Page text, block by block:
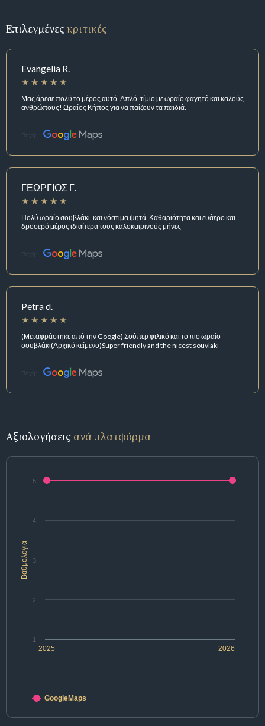
Επιλεγμένεςκριτικές
Evangelia R.
Μας άρεσε πολύ το μέρος αυτό. Απλό, τίμιο με ωραίο φαγητό και καλούς
ανθρώπους! Ωραίος Κήπος για να παίζουν τα παιδιά.
Πηγή:
ΓΕΩΡΓΙΟΣ Γ.
Πολύ ωραίο σουβλάκι, και νόστιμα ψητά. Καθαριότητα και ευάερο και
δροσερό μέρος ιδιαίτερα τους καλοκαιρινούς μήνες
Πηγή:
Petra d.
(Μεταφράστηκε από την Google) Σούπερ φιλικό και το πιο ωραίο
σουβλάκι(Αρχικό κείμενο)Super friendly and the nicest souvlaki
Πηγή:
Αξιολογήσεις ανά πλατφόρμα
Βαθμολογία
2025 2026
1
2
3
4
5
GoogleMaps